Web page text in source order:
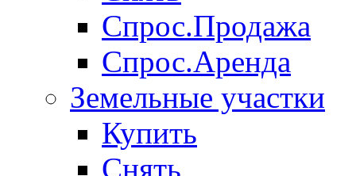
Спрос.Продажа
Спрос.Аренда
Земельные участки
Купить
Снять